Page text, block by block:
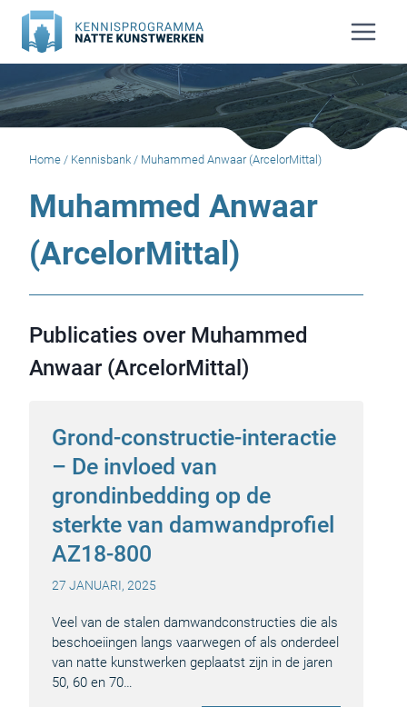
Doorgaan
naar
inhoud
Home / Kennisbank / Muhammed Anwaar (ArcelorMittal)
Muhammed Anwaar
(ArcelorMittal)
Publicaties over Muhammed
Anwaar (ArcelorMittal)
Grond-constructie-interactie
– De invloed van
grondinbedding op de
sterkte van damwandprofiel
AZ18-800
27 JANUARI, 2025
Veel van de stalen damwandconstructies die als
beschoeiingen langs vaarwegen of als onderdeel
van natte kunstwerken geplaatst zijn in de jaren
50, 60 en 70…